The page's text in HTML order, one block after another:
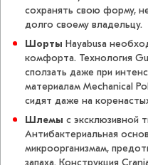
сохранять свою форму,
долго своему владельцу.
Шорты Hayabusa
комфорта. Технология
сползать даже при
материалам Mechanical
сидят даже на
Шлемы с эксклюзивной
Антибактериальная
микроорганизмам,